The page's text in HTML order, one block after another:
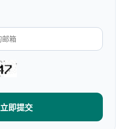
立即提交